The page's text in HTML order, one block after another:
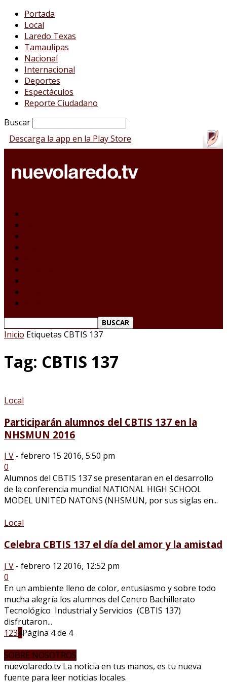
Portada
Local
Laredo Texas
Tamaulipas
Nacional
Internacional
Deportes
Espectáculos
Reporte Ciudadano
Buscar
Descarga la app en la Play Store
Inicio Etiquetas CBTIS 137
Tag: CBTIS 137
Local
Participarán alumnos del CBTIS 137 en la
NHSMUN 2016
J V - febrero 15 2016, 5:50 pm
0
Alumnos del CBTIS 137 se presentaran en el desarrollo
de la conferencia mundial NATIONAL HIGH SCHOOL
MODEL UNITED NATONS (NHSMUN, por sus siglas en...
Local
Celebra CBTIS 137 el día del amor y la amistad
J V - febrero 12 2016, 12:52 pm
0
En un ambiente lleno de color, entusiasmo y sobre todo
mucha alegría los alumnos del Centro Bachillerato
Tecnológico Industrial y Servicios (CBTIS 137)
disfrutaron...
1234Página 4 de 4
SOBRE NOSOTROS
nuevolaredo.tv La noticia en tus manos, es tu nueva
fuente para leer noticias locales.